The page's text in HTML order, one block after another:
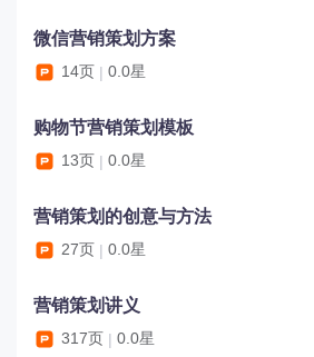
微信营销策划方案
14页 | 0.0星
购物节营销策划模板
13页 | 0.0星
营销策划的创意与方法
27页 | 0.0星
营销策划讲义
317页 | 0.0星